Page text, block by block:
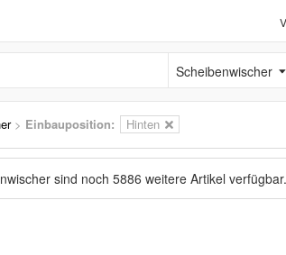
Scheibenwischer
> Einbauposition: Hinten
sind noch 5886 weitere Artikel verfügbar.